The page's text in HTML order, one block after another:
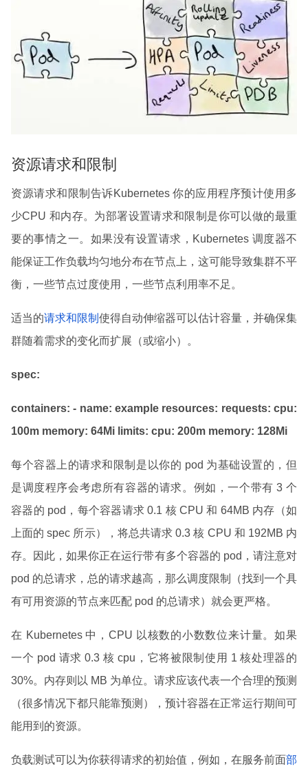
资源请求和限制
资源请求和限制告诉Kubernetes 你的应用程序预计使用多
少CPU 和内存。为部署设置请求和限制是你可以做的最重
要的事情之一。如果没有设置请求，Kubernetes 调度器不
能保证工作负载均匀地分布在节点上，这可能导致集群不平
衡，一些节点过度使用，一些节点利用率不足。
适当的请求和限制 使得自动伸缩器可以估计容量，并确保集
群随着需求的变化而扩展（或缩小）。
spec:
containers: - name: example resources: requests: cpu:
100m memory: 64Mi limits: cpu: 200m memory: 128Mi
每个容器上的请求和限制是以你的 pod 为基础设置的，但
是调度程序会考虑所有容器的请求。例如，一个带有 3 个
容器的 pod，每个容器请求 0.1 核 CPU 和 64MB 内存（如
上面的 spec 所示），将总共请求 0.3 核 CPU 和 192MB 内
存。因此，如果你正在运行带有多个容器的 pod，请注意对
pod 的总请求，总的请求越高，那么调度限制（找到一个具
有可用资源的节点来匹配 pod 的总请求）就会更严格。
在 Kubernetes 中，CPU 以核数的小数数位来计量。如果
一个 pod 请求 0.3 核 cpu，它将被限制使用 1 核处理器的
30%。内存则以 MB 为单位。请求应该代表一个合理的预测
（很多情况下都只能靠预测），预计容器在正常运行期间可
能用到的资源。
负载测试可以为你获得请求的初始值，例如，在服务前面部